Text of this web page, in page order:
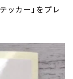
ッカー」をプレ